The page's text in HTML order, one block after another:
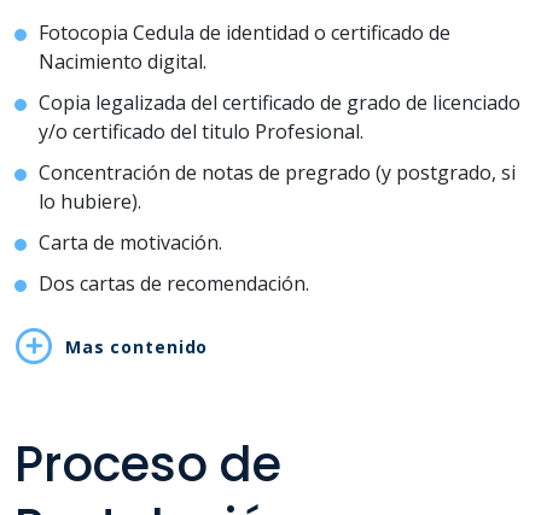
Fotocopia Cedula de identidad o certificado de
Nacimiento digital.
Copia legalizada del certificado de grado de licenciado
y/o certificado del titulo Profesional.
Concentración de notas de pregrado (y postgrado, si
lo hubiere).
Carta de motivación.
Dos cartas de recomendación.
Mas contenido
Proceso de